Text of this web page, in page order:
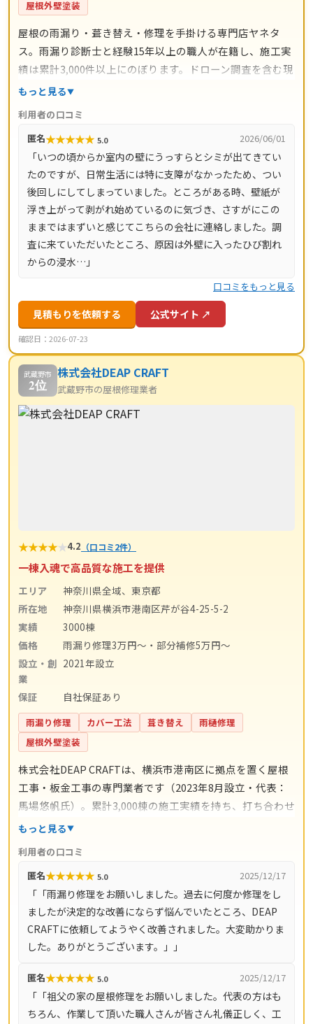
屋根外壁塗装
屋根の雨漏り・葺き替え・修理を手掛ける専門店ヤネタ
ス。雨漏り診断士と経験15年以上の職人が在籍し、施工実
績は累計3,000件以上にのぼります。ドローン調査を含む現
地調査・お見積り・出張費は無料。瓦ずれ直し1,500円〜/
㎡と料金の目安が明確で、自社職人の直接施工により中間
マージンがかかりません。施工後は10年間の工事保証付
き。東京都・神奈川県・埼玉県・千葉県・茨城県・栃木
県・群馬県など全国14都道府県に対応し、LINE・メールは
24時間受付、最短当日にお伺いします。
もっと見る
利用者の口コミ
匿名★★★★★ 5.0 2026/06/01
「いつの頃からか室内の壁にうっすらとシミが出てきてい
たのですが、日常生活には特に支障がなかったため、つい
後回しにしてしまっていました。ところがある時、壁紙が
浮き上がって剥がれ始めているのに気づき、さすがにこの
ままではまずいと感じてこちらの会社に連絡しました。調
査に来ていただいたところ、原因は外壁に入ったひび割れ
からの浸水…」
口コミをもっと見る
見積もりを依頼する 公式サイト ↗
確認日：2026-07-23
武蔵野市
2位
株式会社DEAP CRAFT
武蔵野市の屋根修理業者
★★★★★4.2 （口コミ2件）
一棟入魂で高品質な施工を提供
エリア
神奈川県全域、東京都
所在地
神奈川県横浜市港南区芹が谷4-25-5-2
実績
3000棟
価格
雨漏り修理3万円〜・部分補修5万円〜
設立・創
業
2021年設立
保証 自社保証あり
雨漏り修理 カバー工法 葺き替え
雨樋修理
屋根外壁塗装
株式会社DEAP CRAFTは、横浜市港南区に拠点を置く屋根
工事・板金工事の専門業者です（2023年8月設立・代表：
馬場悠帆氏）。累計3,000棟の施工実績を持ち、打ち合わせ
からアフターサポートまで自社スタッフが一貫対応。仲介
の目安は雨漏り修理3万円〜、屋根の部分補修5万円〜、棟
板金交換10万円〜、屋根カバー工法80万円〜、葺き替え
100万円〜。現地調査・お見積り・ご相談は無料で、最短
即日対応も可能です（営業時間8時〜18時・月〜土）。対
応エリアは神奈川県全域（33市町村）と東京都全域（23
区・多摩地域）です。
もっと見る
利用者の口コミ
匿名★★★★★ 5.0 2025/12/17
「「雨漏り修理をお願いしました。過去に何度か修理をし
ましたが決定的な改善にならず悩んでいたところ、DEAP
CRAFTに依頼してようやく改善されました。大変助かりま
した。ありがとうございます。」」
匿名★★★★★ 5.0 2025/12/17
「「祖父の家の屋根修理をお願いしました。代表の方はも
ちろん、作業して頂いた職人さんが皆さん礼儀正しく、工